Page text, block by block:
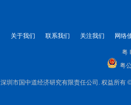
关于我们 联系我们 关注我们 网络
粤
粤
深圳市国中道经济研究有限责任公司. 权益所